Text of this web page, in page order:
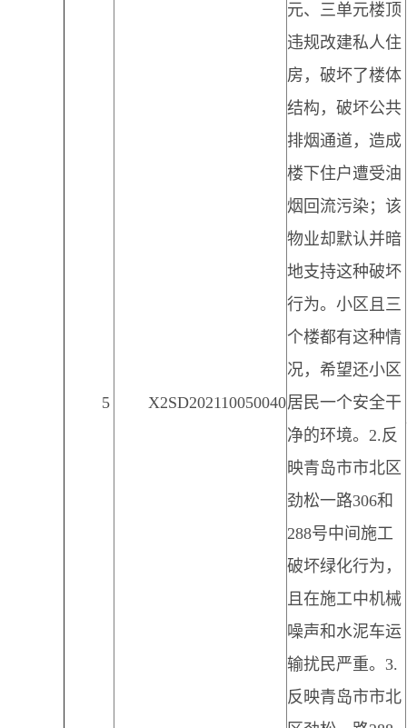
5 X2SD202110050040
元、三单元楼顶
违规改建私人住
房，破坏了楼体
结构，破坏公共
排烟通道，造成
楼下住户遭受油
烟回流污染；该
物业却默认并暗
地支持这种破坏
行为。小区且三
个楼都有这种情
况，希望还小区
居民一个安全干
净的环境。2.反
映青岛市市北区
劲松一路306和
288号中间施工
破坏绿化行为，
且在施工中机械
噪声和水泥车运
输扰民严重。3.
反映青岛市市北